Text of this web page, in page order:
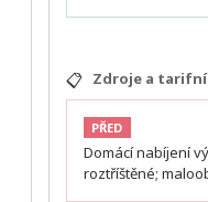
📋 Zdroje a
PŘED
Domácí nabíjení
roztříštěné;